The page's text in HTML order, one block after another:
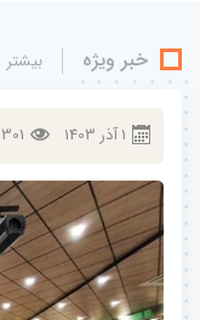
خبر ویژه بيشتر
1آذر 1403
301